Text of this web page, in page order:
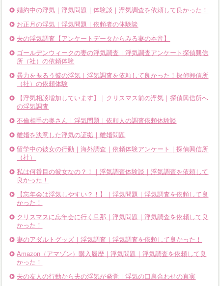
婚約中の浮気｜浮気問題｜体験談｜浮気調査を依頼して良かった！
お正月の浮気｜浮気問題｜依頼者の体験談
夫の浮気調査【アンケートデータからみる妻の本音】
ゴールデンウィークの妻の浮気調査｜浮気調査アンケート探偵興信
所（社）の依頼体験
暴力を振るう彼の浮気｜浮気調査を依頼して良かった！探偵興信所
（社）の依頼体験
【浮気相談増加しています】｜クリスマス前の浮気｜探偵興信所へ
の浮気調査
不倫相手の奥さん｜浮気問題｜依頼人の調査依頼体験談
離婚を決意した浮気の証拠｜離婚問題
留学中の彼女の行動｜海外調査｜依頼体験アンケート｜探偵興信所
（社）
私は何番目の彼女なの？！｜浮気調査体験談｜浮気調査を依頼して
良かった！
【忘年会は浮気しやすい？！】｜浮気問題｜浮気調査を依頼して良
かった！
クリスマスに忘年会に行く旦那｜浮気問題｜浮気調査を依頼して良
かった！
妻のアダルトグッズ｜浮気調査｜浮気調査を依頼して良かった！
Amazon（アマゾン）購入履歴｜浮気問題｜浮気調査を依頼して良
かった！
夫の友人の行動から夫の浮気が発覚｜浮気の口裏合わせの真実